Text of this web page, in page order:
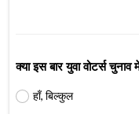
क्या इस बार युवा वोटर्स
हाँ, बिल्कुल